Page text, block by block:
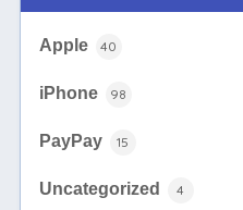
Apple 40
iPhone 98
PayPay 15
Uncategorized 4